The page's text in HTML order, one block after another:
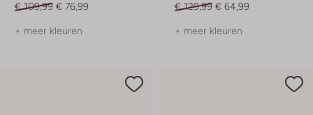
€ 109,99 € 76,99
+ meer kleuren
€ 129,99 € 64,99
+ meer kleuren